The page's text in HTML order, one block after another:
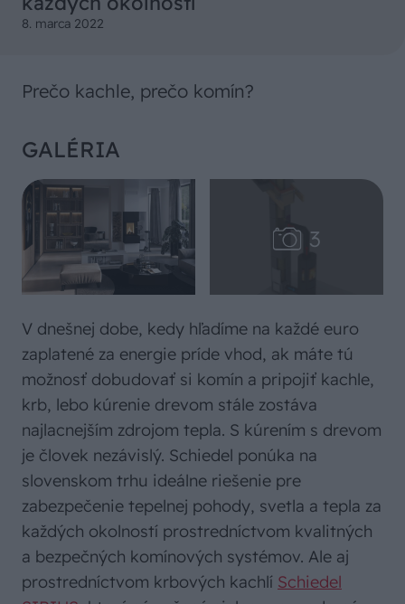
8. marca 2022
Prečo kachle, prečo komín?
GALÉRIA
V dnešnej dobe, kedy hľadíme na každé euro
zaplatené za energie príde vhod, ak máte tú
možnosť dobudovať si komín a pripojiť kachle,
krb, lebo kúrenie drevom stále zostáva
najlacnejším zdrojom tepla. S kúrením s drevom
je človek nezávislý. Schiedel ponúka na
slovenskom trhu ideálne riešenie pre
zabezpečenie tepelnej pohody, svetla a tepla za
každých okolností prostredníctvom kvalitných
a bezpečných komínových systémov. Ale aj
prostredníctvom krbových kachlí Schiedel